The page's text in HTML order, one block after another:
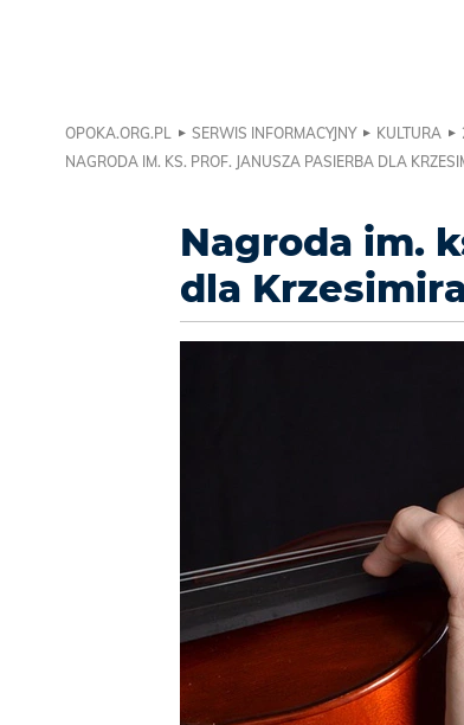
OPOKA.ORG.PL SERWIS INFORMACYJNY KULTURA
NAGRODA IM. KS. PROF. JANUSZA PASIERBA DLA
Nagroda im.
dla